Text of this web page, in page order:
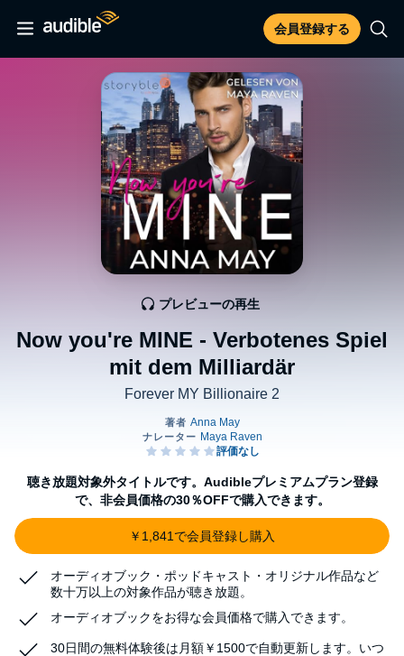
会員登録する
Now you're MINE - Verbotenes Spiel
mit dem Milliardär
Forever MY Billionaire 2
プレビューの再生
聴き放題対象外タイトルです。Audibleプレミアムプラン登録
で、非会員価格の30％OFFで購入できます。
￥1,841で会員登録し購入
オーディオブック・ポッドキャスト・オリジナル作品など
数十万以上の対象作品が聴き放題。
オーディオブックをお得な会員価格で購入できます。
30日間の無料体験後は月額￥1500で自動更新します。いつ